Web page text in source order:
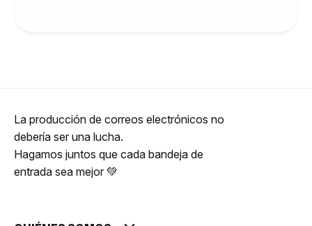
La producción de correos electrónicos no
debería ser una lucha.
Hagamos juntos que cada bandeja de
entrada sea mejor 💚